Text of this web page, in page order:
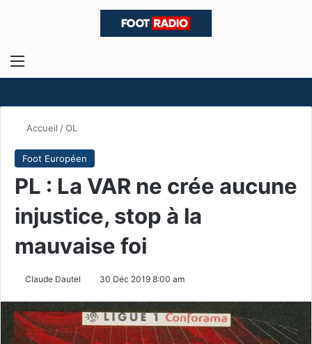
Menu
Accueil /OL
Foot Européen
PL : La VAR ne crée aucune
injustice, stop à la
mauvaise foi
Claude Dautel 30 Déc 2019 8:00 am